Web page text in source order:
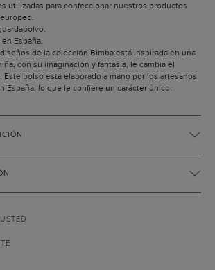
utilizadas para confeccionar nuestros productos
España.
de la colección Bimba está inspirada en una
con su imaginación y fantasía, le cambia el
Este bolso está elaborado a mano por los artesanos
España, lo que le confiere un carácter único.